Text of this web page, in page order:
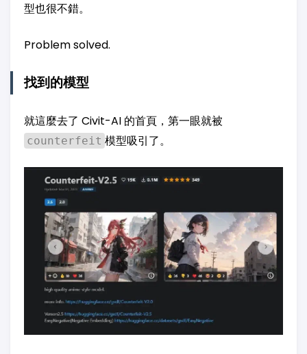
型也很不錯。
Problem solved.
找到的模型
就這麼去了 Civit-AI 的首頁，第一眼就被
counterfeit 模型吸引了。